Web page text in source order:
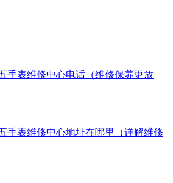
手表维修中心电话（维修保养更放
手表维修中心地址在哪里（详解维修